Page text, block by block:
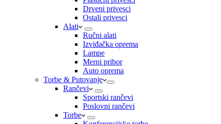
Drveni privesci
Ostali privesci
Alati
Ručni alati
Izviđačka oprema
Lampe
Merni pribor
Auto oprema
Torbe & Putovanje
Rančevi
Sportski rančevi
Poslovni rančevi
Torbe